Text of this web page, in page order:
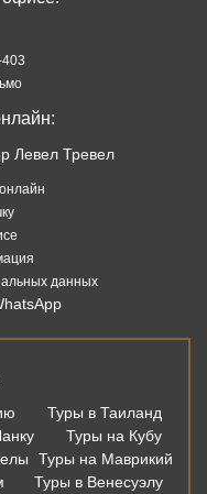
Левел Тревел
данных
Туры в Таиланд
Туры на Кубу
Туры на Маврикий
Туры в Венесуэлу